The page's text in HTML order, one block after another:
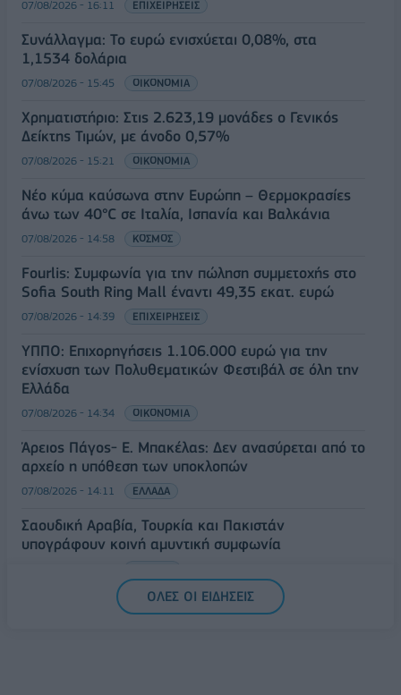
07/08/2026 - 16:11 ΕΠΙΧΕΙΡΗΣΕΙΣ
Συνάλλαγμα: Το ευρώ ενισχύεται 0,08%, στα
1,1534 δολάρια
07/08/2026 - 15:45 ΟΙΚΟΝΟΜΙΑ
Χρηματιστήριο: Στις 2.623,19 μονάδες ο Γενικός
Δείκτης Τιμών, με άνοδο 0,57%
07/08/2026 - 15:21 ΟΙΚΟΝΟΜΙΑ
Νέο κύμα καύσωνα στην Ευρώπη – Θερμοκρασίες
άνω των 40°C σε Ιταλία, Ισπανία και Βαλκάνια
07/08/2026 - 14:58 ΚΟΣΜΟΣ
Fourlis: Συμφωνία για την πώληση συμμετοχής στο
Sofia South Ring Mall έναντι 49,35 εκατ. ευρώ
07/08/2026 - 14:39 ΕΠΙΧΕΙΡΗΣΕΙΣ
ΥΠΠΟ: Επιχορηγήσεις 1.106.000 ευρώ για την
ενίσχυση των Πολυθεματικών Φεστιβάλ σε όλη την
Ελλάδα
07/08/2026 - 14:34 ΟΙΚΟΝΟΜΙΑ
Άρειος Πάγος- Ε. Μπακέλας: Δεν ανασύρεται από το
αρχείο η υπόθεση των υποκλοπών
07/08/2026 - 14:11 ΕΛΛΑΔΑ
Σαουδική Αραβία, Τουρκία και Πακιστάν
υπογράφουν κοινή αμυντική συμφωνία
ΟΛΕΣ ΟΙ ΕΙΔΗΣΕΙΣ